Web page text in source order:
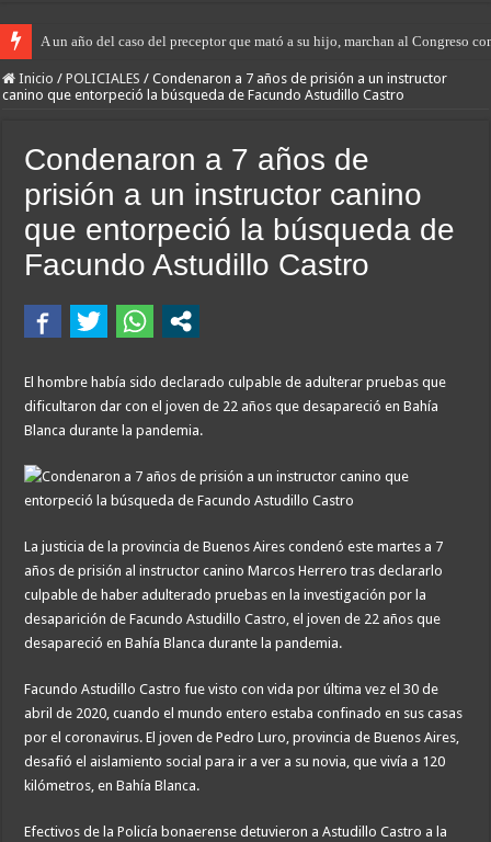
A un año del caso del preceptor que mató a su hijo, marchan al Congreso
Inicio / POLICIALES / Condenaron a 7 años de prisión a un instructor
canino que entorpeció la búsqueda de Facundo Astudillo Castro
Condenaron a 7 años de
prisión a un instructor canino
que entorpeció la búsqueda de
Facundo Astudillo Castro
El hombre había sido declarado culpable de adulterar pruebas que
dificultaron dar con el joven de 22 años que desapareció en Bahía
Blanca durante la pandemia.
La justicia de la provincia de Buenos Aires condenó este martes a 7
años de prisión al instructor canino Marcos Herrero tras declararlo
culpable de haber adulterado pruebas en la investigación por la
desaparición de Facundo Astudillo Castro, el joven de 22 años que
desapareció en Bahía Blanca durante la pandemia.
Facundo Astudillo Castro fue visto con vida por última vez el 30 de
abril de 2020, cuando el mundo entero estaba confinado en sus casas
por el coronavirus. El joven de Pedro Luro, provincia de Buenos Aires,
desafió el aislamiento social para ir a ver a su novia, que vivía a 120
kilómetros, en Bahía Blanca.
Efectivos de la Policía bonaerense detuvieron a Astudillo Castro a la